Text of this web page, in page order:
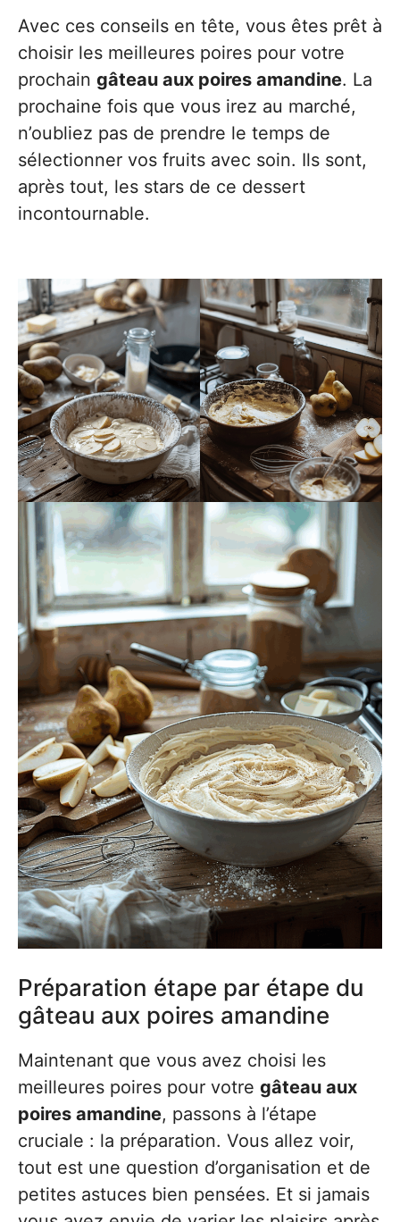
Avec ces conseils en tête, vous êtes prêt à
choisir les meilleures poires pour votre
prochain gâteau aux poires amandine. La
prochaine fois que vous irez au marché,
n’oubliez pas de prendre le temps de
sélectionner vos fruits avec soin. Ils sont,
après tout, les stars de ce dessert
incontournable.
Préparation étape par étape du
gâteau aux poires amandine
Maintenant que vous avez choisi les
meilleures poires pour votre gâteau aux
poires amandine, passons à l’étape
cruciale : la préparation. Vous allez voir,
tout est une question d’organisation et de
petites astuces bien pensées. Et si jamais